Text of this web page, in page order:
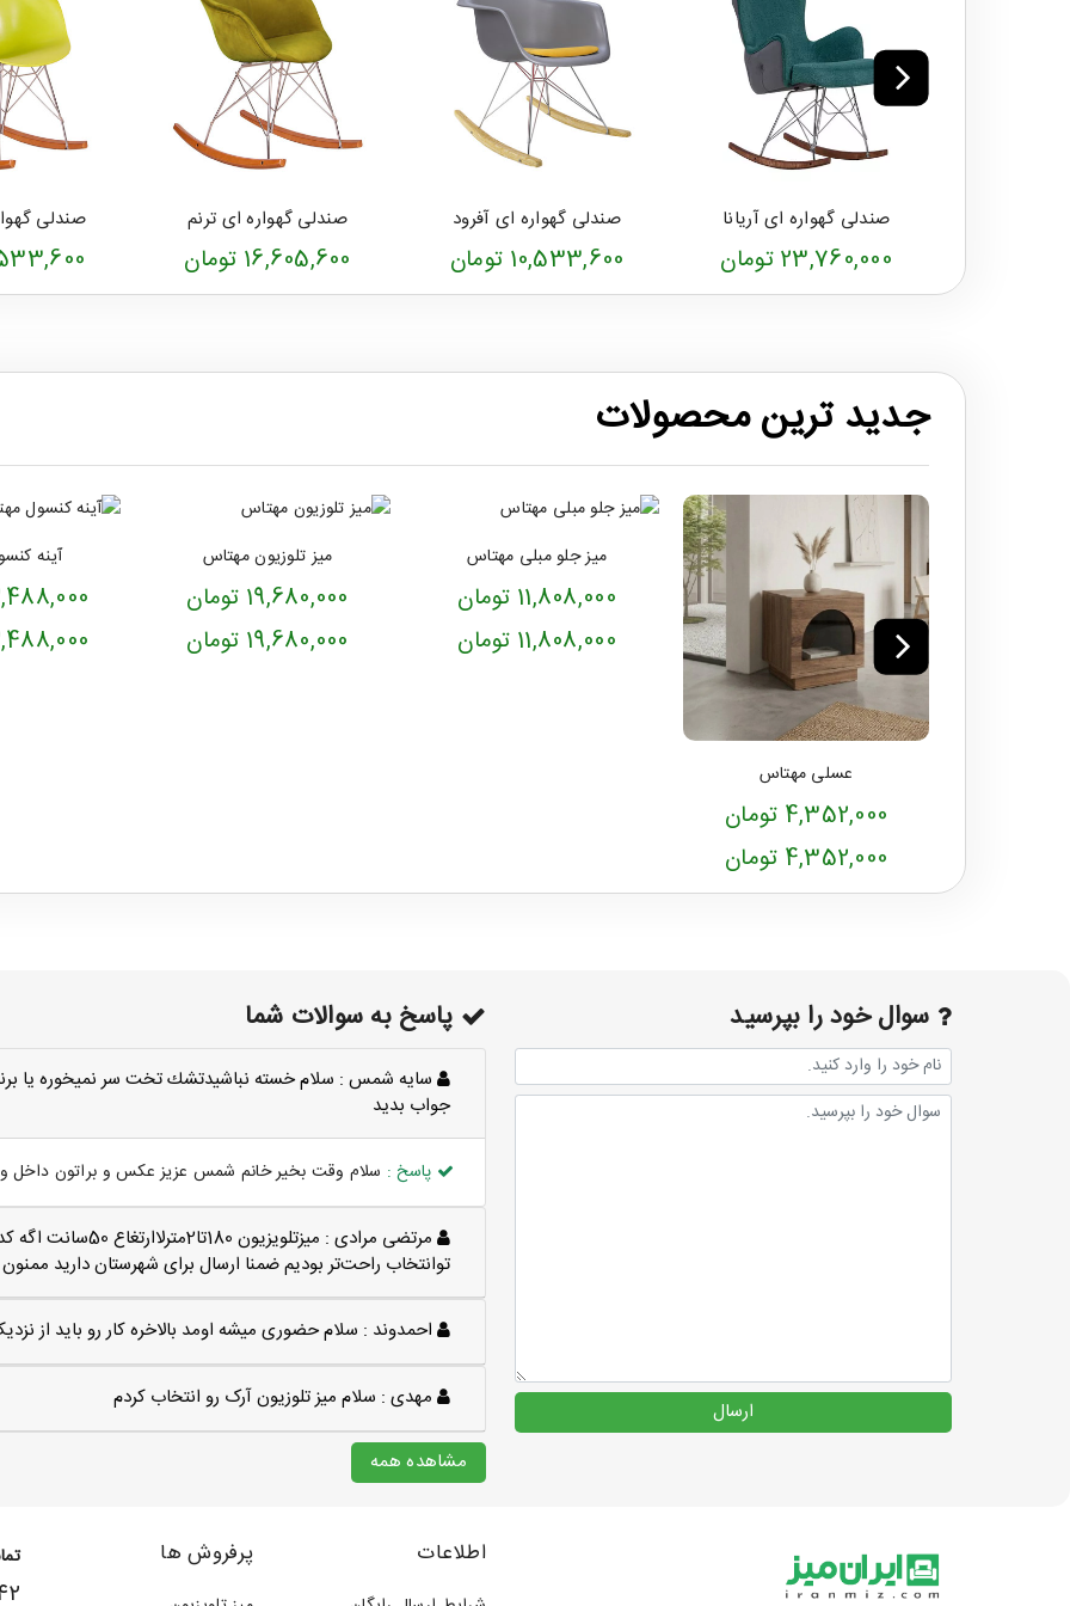
صندلی گهواره ای آریانا
23,760,000 تومان
صندلی گهواره ای آفرود
10,533,600 تومان
صندلی گهواره ای ترنم
16,605,600 تومان
صندلی
10,533,600
جدید ترین محصولات
عسلی مهتاس
4,352,000 تومان
4,352,000 تومان
میز جلو مبلی مهتاس
11,808,000 تومان
11,808,000 تومان
میز تلوزیون مهتاس
19,680,000 تومان
19,680,000 تومان
آینه
33,488,000
33,488,000
سوال خود را بپرسید
ارسال
پاسخ به سوالات شما
سايه شمس : سلام خسته نباشيدتشك تخت سر نميخوره يا
جواب بديد
پاسخ : سلام وقت بخیر خانم شمس عزیز عکس و براتون داخل
مرتضی مرادی :
میزتلویزیون
توانتخاب راحت‌تر بودیم ضمنا ارسال برای شهرستان دارید ممنون
احمدوند : سلام حضوری میشه اومد بالاخره کار رو باید از
مهدی : سلام میز تلوزیون آرک رو انتخاب کردم
مشاهده همه
اطلاعات پرفروش ها